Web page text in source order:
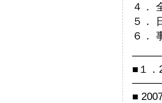
４．
５．
６．
■１．
■